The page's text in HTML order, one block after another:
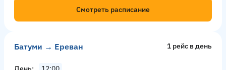
Смотреть расписание
Батуми → Ереван 1 рейс в день